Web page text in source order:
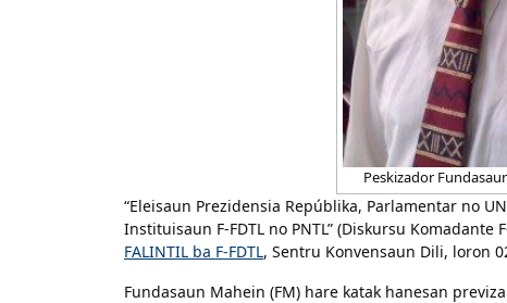
Peskizador
“Eleisaun Prezidensia Repúblika, Parlamentar no
Instituisaun F-FDTL no PNTL” (Diskursu
FALINTIL ba F-FDTL, Sentru Konvensaun Dili, loron
Fundasaun Mahein (FM) hare katak hanesan